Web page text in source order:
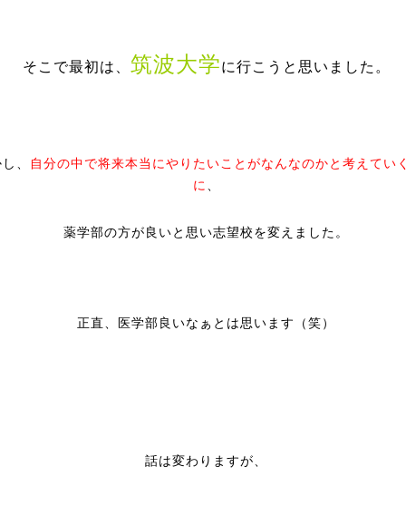
そこで最初は、 筑波大学に行こうと思いました。
、
自分の中で将来本当にやりたいことがなんなのかと考えてい
に
薬学部の方が良いと思い志望校を変えました。
正直、医学部良いなぁとは思います（笑）
話は変わりますが、